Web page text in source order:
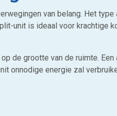
van belang. Het type
unit is ideaal voor krachtige
de grootte van de ruimte. Een
onnodige energie zal